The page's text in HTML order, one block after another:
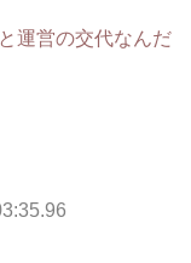
運営の交代なんだ